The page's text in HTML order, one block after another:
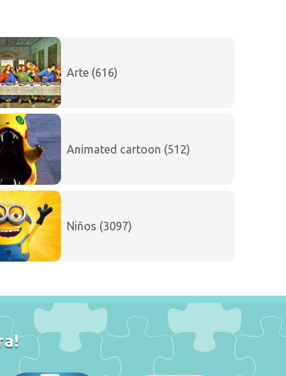
Arte (616)
Animated cartoon (512)
Niños (3097)